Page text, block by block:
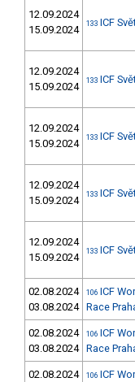
12.09.2024
15.09.2024
133 ICF
12.09.2024
15.09.2024
133 ICF
12.09.2024
15.09.2024
133 ICF
12.09.2024
15.09.2024
133 ICF
12.09.2024
15.09.2024
133 ICF
02.08.2024
03.08.2024
106 ICF
Race
02.08.2024
03.08.2024
106 ICF
Race
02.08.2024
106 ICF